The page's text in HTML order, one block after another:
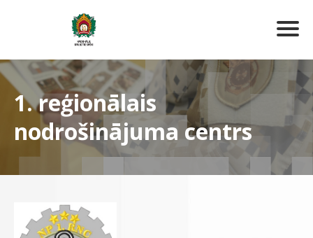
1. reģionālais
nodrošinājuma centrs